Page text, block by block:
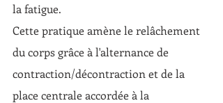
la fatigue.
Cette pratique amène le relâchement
du corps grâce à l'alternance de
contraction/décontraction et de la
place centrale accordée à la